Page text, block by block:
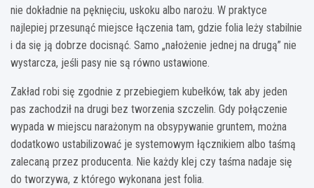
nie dokładnie na pęknięciu, uskoku albo narożu. W praktyce
najlepiej przesunąć miejsce łączenia tam, gdzie folia leży stabilnie
i da się ją dobrze docisnąć. Samo „nałożenie jednej na drugą” nie
wystarcza, jeśli pasy nie są równo ustawione.
Zakład robi się zgodnie z przebiegiem kubełków, tak aby jeden
pas zachodził na drugi bez tworzenia szczelin. Gdy połączenie
wypada w miejscu narażonym na obsypywanie gruntem, można
dodatkowo ustabilizować je systemowym łącznikiem albo taśmą
zalecaną przez producenta. Nie każdy klej czy taśma nadaje się
do tworzywa, z którego wykonana jest folia.